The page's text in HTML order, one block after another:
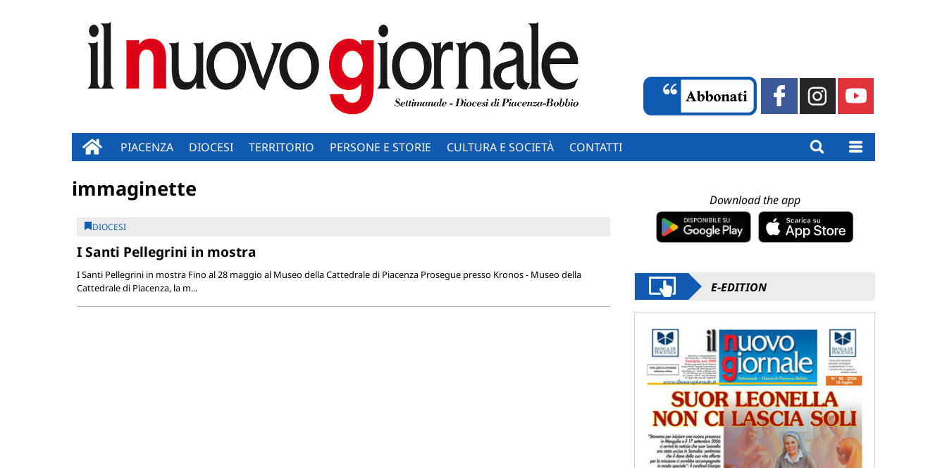
PIACENZA DIOCESI TERRITORIO PERSONE E STORIE CULTURA E SOCIETÀ CONTATTI
immaginette
DIOCESI
I Santi Pellegrini in mostra
I Santi Pellegrini in mostra Fino al 28 maggio al Museo della Cattedrale di Piacenza Prosegue presso Kronos - Museo della
Cattedrale di Piacenza, la m...
Download the app
E-EDITION